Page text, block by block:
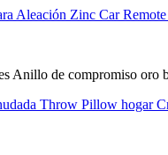
Aleación Zinc Car
Anillo de compromiso oro
Throw Pillow hogar